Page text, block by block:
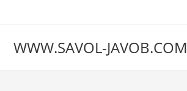
WWW.SAVOL-JAVOB.COM